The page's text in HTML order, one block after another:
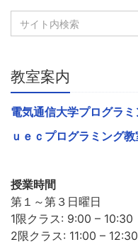
教室案内
電気通信大学プログラ
ｕｅｃプログラミング教
授業時間
第１～第３日曜日
1限クラス: 9:00 – 10:30
2限クラス: 11:00 – 12:30